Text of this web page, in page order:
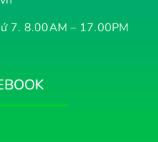
7. 8.00AM – 17.00PM